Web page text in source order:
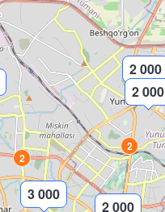
2 000
2 000
2 000
2
3 000
2